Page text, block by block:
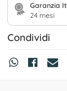
Garanzia
24 mesi
Condividi